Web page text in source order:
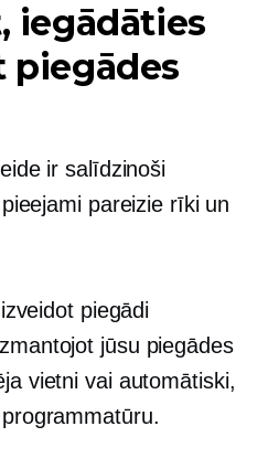
iegādāties
piegādes
ir salīdzinoši
pareizie rīki un
piegādi
jūsu piegādes
vietni vai automātiski,